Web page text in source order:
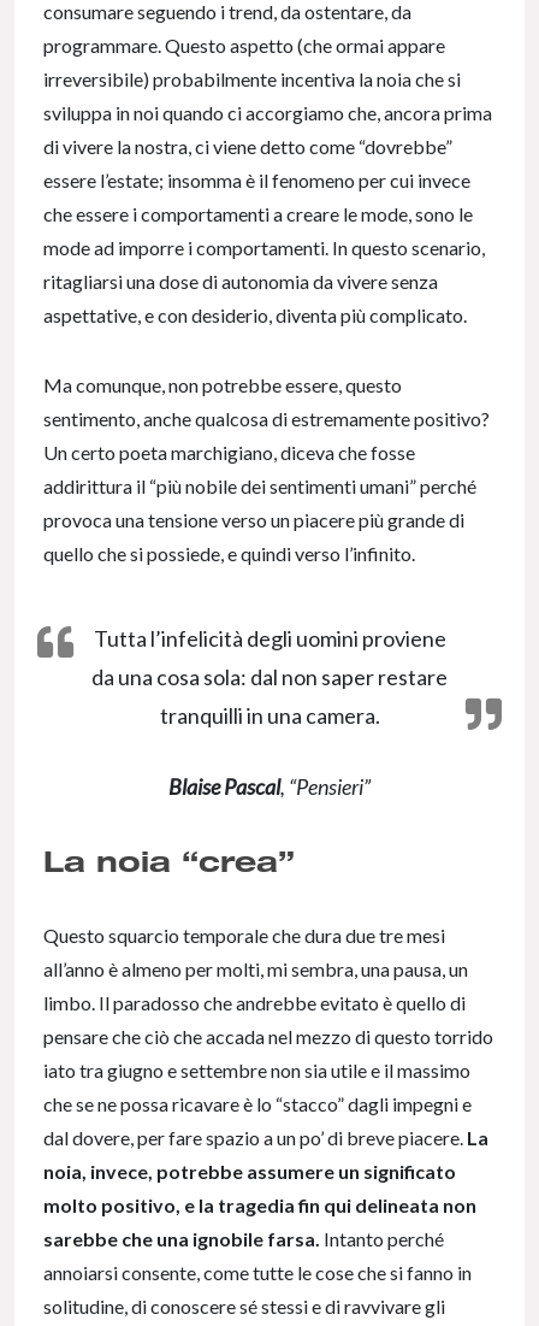
consumare seguendo i trend, da ostentare, da
programmare. Questo aspetto (che ormai appare
irreversibile) probabilmente incentiva la noia che si
sviluppa in noi quando ci accorgiamo che, ancora prima
di vivere la nostra, ci viene detto come “dovrebbe”
essere l’estate; insomma è il fenomeno per cui invece
che essere i comportamenti a creare le mode, sono le
mode ad imporre i comportamenti. In questo scenario,
ritagliarsi una dose di autonomia da vivere senza
aspettative, e con desiderio, diventa più complicato.
Ma comunque, non potrebbe essere, questo
sentimento, anche qualcosa di estremamente positivo?
Un certo poeta marchigiano, diceva che fosse
addirittura il “più nobile dei sentimenti umani” perché
provoca una tensione verso un piacere più grande di
quello che si possiede, e quindi verso l’infinito.
Tutta l’infelicità degli uomini proviene
da una cosa sola: dal non saper restare
tranquilli in una camera.
Blaise Pascal, “Pensieri”
La noia “crea”
Questo squarcio temporale che dura due tre mesi
all’anno è almeno per molti, mi sembra, una pausa, un
limbo. Il paradosso che andrebbe evitato è quello di
pensare che ciò che accada nel mezzo di questo torrido
iato tra giugno e settembre non sia utile e il massimo
che se ne possa ricavare è lo “stacco” dagli impegni e
dal dovere, per fare spazio a un po’ di breve piacere. La
noia, invece, potrebbe assumere un significato
molto positivo, e la tragedia fin qui delineata non
sarebbe che una ignobile farsa. Intanto perché
annoiarsi consente, come tutte le cose che si fanno in
solitudine, di conoscere sé stessi e di ravvivare gli